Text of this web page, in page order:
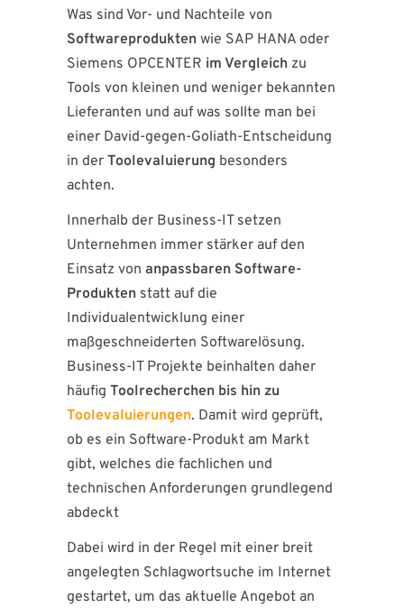
Was sind Vor- und Nachteile von
Softwareprodukten wie SAP HANA oder
Siemens OPCENTER im Vergleich zu
Tools von kleinen und weniger bekannten
Lieferanten und auf was sollte man bei
einer David-gegen-Goliath-Entscheidung
in der Toolevaluierung besonders
achten.
Innerhalb der Business-IT setzen
Unternehmen immer stärker auf den
Einsatz von anpassbaren Software-
Produkten statt auf die
Individualentwicklung einer
maßgeschneiderten Softwarelösung.
Business-IT Projekte beinhalten daher
häufig Toolrecherchen bis hin zu
Toolevaluierungen. Damit wird geprüft,
ob es ein Software-Produkt am Markt
gibt, welches die fachlichen und
technischen Anforderungen grundlegend
abdeckt
Dabei wird in der Regel mit einer breit
angelegten Schlagwortsuche im Internet
gestartet, um das aktuelle Angebot an